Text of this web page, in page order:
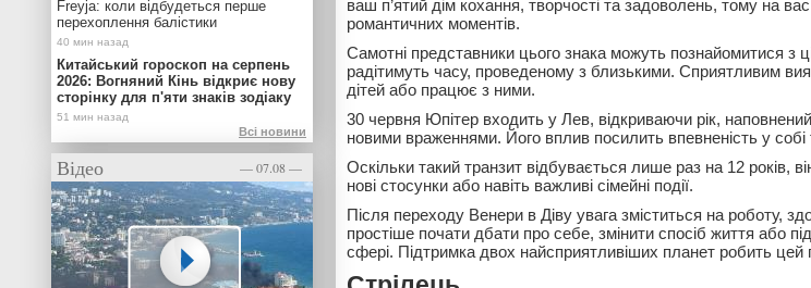
ваш п’ятий дім кохання, творчості та задоволень, тому на
романтичних моментів.
Самотні представники цього знака можуть познайомитися з
радітимуть часу, проведеному з близькими. Сприятливим
дітей або працює з ними.
30 червня Юпітер входить у Лев, відкриваючи рік,
новими враженнями. Його вплив посилить впевненість у
Оскільки такий транзит відбувається лише раз на 12 років,
нові стосунки або навіть важливі сімейні події.
Після переходу Венери в Діву увага зміститься на роботу,
простіше почати дбати про себе, змінити спосіб життя або
сфері. Підтримка двох найсприятливіших планет робить цей
Freyja: коли відбудеться перше
перехоплення балістики
Китайський гороскоп на серпень
2026: Вогняний Кінь відкриє нову
сторінку для п'яти знаків зодіаку
Всі новини
Відео — 07.08 —